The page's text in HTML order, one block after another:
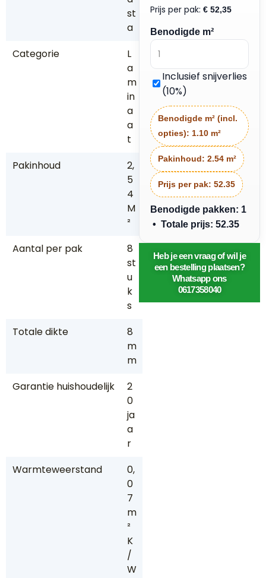
st
a
Categorie
L
a
m
in
a
a
t
Pakinhoud
2,
5
4
M
²
Aantal per pak
8
st
u
k
s
Totale dikte
8
m
m
Garantie huishoudelijk
2
0
ja
a
r
Warmteweerstand
0,
0
7
m
²
K
/
W
Prijs per pak: € 52,35
Benodigde m²
Inclusief snijverlies
(10%)
Benodigde m² (incl.
opties): 1.10 m²
Pakinhoud: 2.54 m²
Prijs per pak: 52.35
Benodigde pakken: 1
• Totale prijs: 52.35
Heb je een vraag of wil je
een bestelling plaatsen?
Whatsapp ons
0617358040